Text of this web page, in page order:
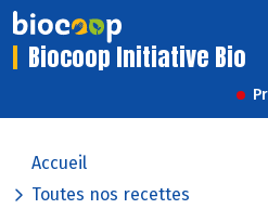
Biocoop Initiative Bio
Accueil
Toutes nos recettes